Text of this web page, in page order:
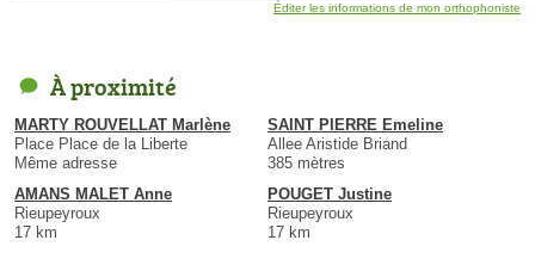
Éditer les informations de mon orthophoniste
À proximité
MARTY ROUVELLAT Marlène
Place Place de la Liberte
Même adresse
SAINT PIERRE Emeline
Allee Aristide Briand
385 mètres
AMANS MALET Anne
Rieupeyroux
17 km
POUGET Justine
Rieupeyroux
17 km